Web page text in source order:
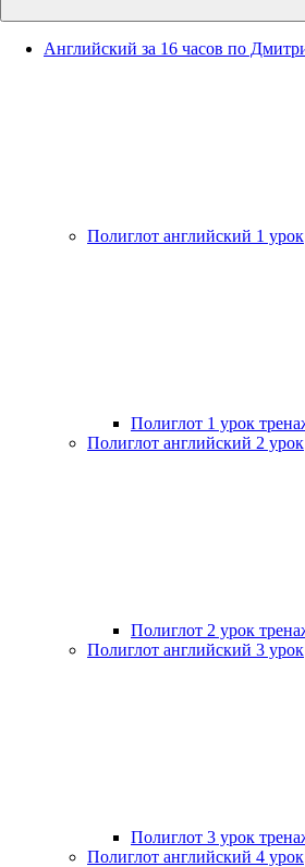
Английский за 16 часов по
Полиглот английский 1 урок
Полиглот 1 урок
Полиглот английский 2 урок
Полиглот 2 урок
Полиглот английский 3 урок
Полиглот 3 урок
Полиглот английский 4 урок